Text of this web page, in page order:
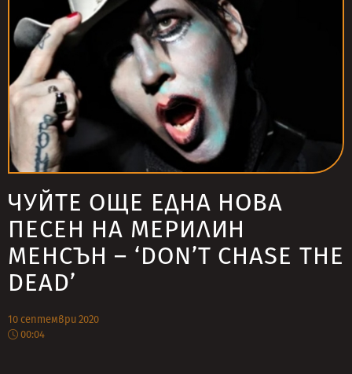
ЧУЙТЕ ОЩЕ ЕДНА НОВА
ПЕСЕН НА МЕРИЛИН
МЕНСЪН – ‘DON’T CHASE THE
DEAD’
10 септември 2020
00:04